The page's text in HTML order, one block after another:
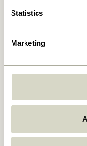
Statistics
Marketing
2.049,00kr.